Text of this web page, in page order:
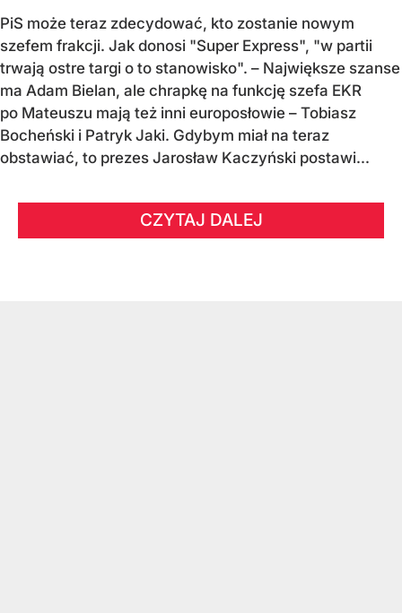
PiS może teraz zdecydować, kto zostanie nowym
szefem frakcji. Jak donosi "Super Express", "w partii
trwają ostre targi o to stanowisko". – Największe szanse
ma Adam Bielan, ale chrapkę na funkcję szefa EKR
po Mateuszu mają też inni europosłowie – Tobiasz
Bocheński i Patryk Jaki. Gdybym miał na teraz
obstawiać, to prezes Jarosław Kaczyński postawi...
CZYTAJ DALEJ